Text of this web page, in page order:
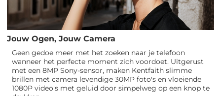
Jouw Ogen, Jouw Camera
Geen gedoe meer met het zoeken naar je telefoon
wanneer het perfecte moment zich voordoet. Uitgerust
met een 8MP Sony-sensor, maken Kentfaith slimme
brillen met camera levendige 30MP foto's en vloeiende
1080P video's met geluid door simpelweg op een knop te